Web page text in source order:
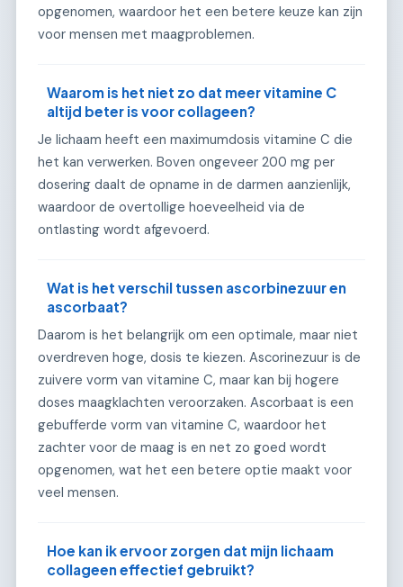
opgenomen, waardoor het een betere keuze kan zijn
voor mensen met maagproblemen.
Waarom is het niet zo dat meer vitamine C
altijd beter is voor collageen?
Je lichaam heeft een maximumdosis vitamine C die
het kan verwerken. Boven ongeveer 200 mg per
dosering daalt de opname in de darmen aanzienlijk,
waardoor de overtollige hoeveelheid via de
ontlasting wordt afgevoerd.
Wat is het verschil tussen ascorbinezuur en
ascorbaat?
Daarom is het belangrijk om een optimale, maar niet
overdreven hoge, dosis te kiezen. Ascorinezuur is de
zuivere vorm van vitamine C, maar kan bij hogere
doses maagklachten veroorzaken. Ascorbaat is een
gebufferde vorm van vitamine C, waardoor het
zachter voor de maag is en net zo goed wordt
opgenomen, wat het een betere optie maakt voor
veel mensen.
Hoe kan ik ervoor zorgen dat mijn lichaam
collageen effectief gebruikt?